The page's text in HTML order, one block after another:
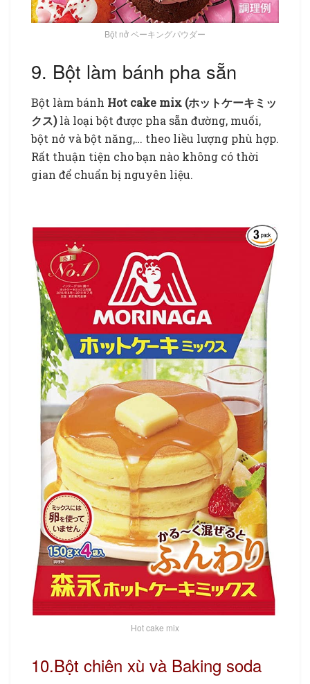
Bột nở ベーキングパウダー
9. Bột làm bánh pha sẵn
Bột làm bánh Hot cake mix (ホットケーキミッ
クス)là loại bột được pha sẵn đường, muối,
bột nở và bột năng,… theo liều lượng phù hợp.
Rất thuận tiện cho bạn nào không có thời
gian để chuẩn bị nguyên liệu.
Hot cake mix
10.Bột chiên xù và Baking soda